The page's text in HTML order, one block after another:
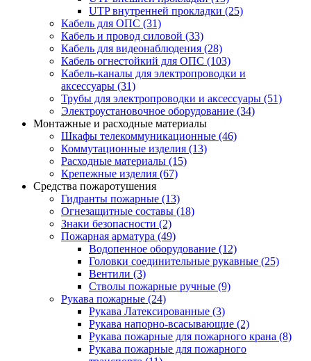
UTP внутренней прокладки (25)
Кабель для ОПС (31)
Кабель и провод силовой (33)
Кабель для видеонаблюдения (28)
Кабель огнестойкий для ОПС (103)
Кабель-каналы для электропроводки и
аксессуары (31)
Трубы для электропроводки и аксессуары (51)
Электроустановочное оборудование (34)
Монтажные и расходные материалы
Шкафы телекоммуникационные (46)
Коммутационные изделия (13)
Расходные материалы (15)
Крепежные изделия (67)
Средства пожаротушения
Гидранты пожарные (13)
Огнезащитные составы (18)
Знаки безопасности (2)
Пожарная арматура (49)
Водопенное оборудование (12)
Головки соединительные рукавные (25)
Вентили (3)
Стволы пожарные ручные (9)
Рукава пожарные (24)
Рукава Латексированные (3)
Рукава напорно-всасывающие (2)
Рукава пожарные для пожарного крана (8)
Рукава пожарные для пожарного